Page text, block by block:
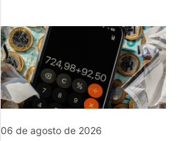
06 de agosto de 2026